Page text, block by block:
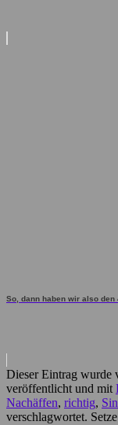
So, dann haben wir also den
Dieser Eintrag wurde
veröffentlicht und mit
Nachäffen, richtig,
verschlagwortet.